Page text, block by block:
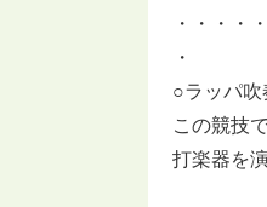
・・・・
・
○ラッパ吹
この競技
打楽器を